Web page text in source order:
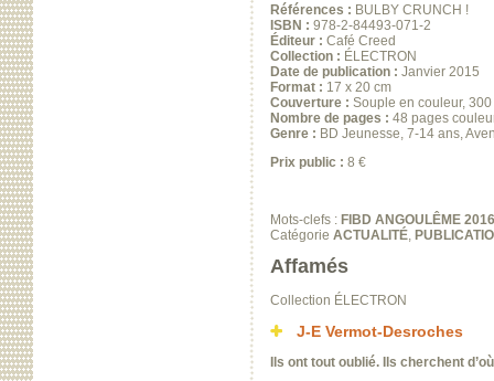
Références : BULBY CRUNCH !
ISBN : 978-2-84493-071-2
Éditeur : Café Creed
Collection : ÉLECTRON
Date de publication : Janvier 2015
Format : 17 x 20 cm
Couverture : Souple en couleur,
Nombre de pages : 48 pages
Genre : BD Jeunesse, 7-14 ans,
Prix public : 8 €
Mots-clefs : FIBD ANGOULÊME 2016
Catégorie ACTUALITÉ
Affamés
Collection ÉLECTRON
J-E Vermot-Desroches
Ils ont tout oublié. Ils cherchent